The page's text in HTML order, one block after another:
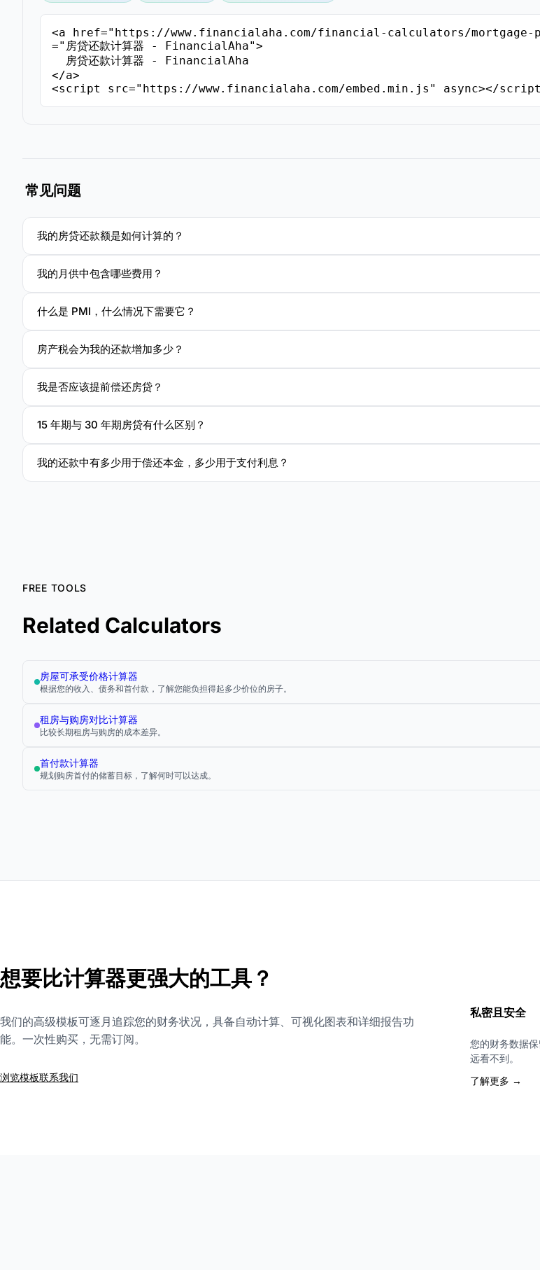
<a href="https://www.financialaha.com/financial-calculators/
="房贷还款计算器 - FinancialAha">
</a>
<script src="https://www.financialaha.com/embed.min.js" async></
常见问题
我的房贷还款额是如何计算的？
我的月供中包含哪些费用？
什么是 PMI，什么情况下需要它？
房产税会为我的还款增加多少？
我是否应该提前偿还房贷？
15 年期与 30 年期房贷有什么区别？
我的还款中有多少用于偿还本金，多少用于支付利息？
FREE TOOLS
Related Calculators
房屋可承受价格计算器
根据您的收入、债务和首付款，了解您能负担得起多少价位的房子。
租房与购房对比计算器
比较长期租房与购房的成本差异。
首付款计算器
规划购房首付的储蓄目标，了解何时可以达成。
想要比计算器更强大的工具？
我们的高级模板可逐月追踪您的财务状况，具备自动计算、可视化图表和详细报告功
能。一次性购买，无需订阅。
浏览模板联系我们
私密且安全
您的财务数据
远看不到。
了解更多 →